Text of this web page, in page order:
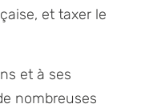
et taxer le
et à ses
nombreuses